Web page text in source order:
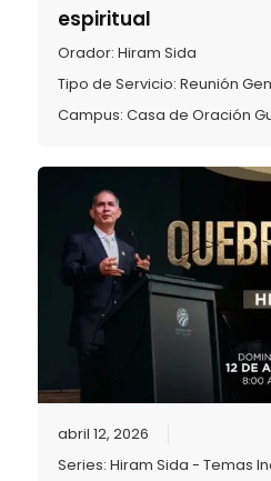
espiritual
Orador: Hiram Sida
Tipo de Servicio: Reunión
Campus: Casa de Oración
abril 12, 2026
Series: Hiram Sida - Temas